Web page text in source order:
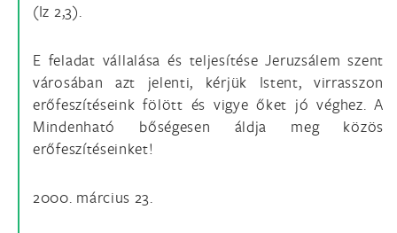
(Iz 2,3).
E feladat vállalása és teljesítése Jeruzsálem szent
városában azt jelenti, kérjük Istent, virrasszon
erőfeszítéseink fölött és vigye őket jó véghez. A
Mindenható bőségesen áldja meg közös
erőfeszítéseinket!
2000. március 23.